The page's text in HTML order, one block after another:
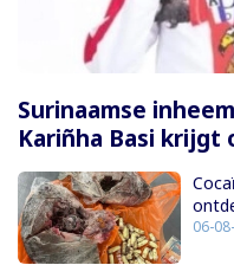
Surinaamse
Kariñha Basi krijgt
06-